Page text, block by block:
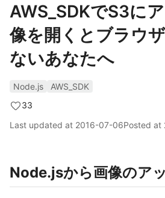
AWS_SDKでS3に
像を開くとブラウ
ないあなたへ
Node.js
AWS_SDK
33
Last updated at 2016-07-06Posted at
Node.jsから画像のア